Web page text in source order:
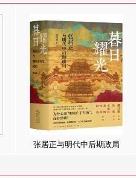
张居正与明代中后期政局